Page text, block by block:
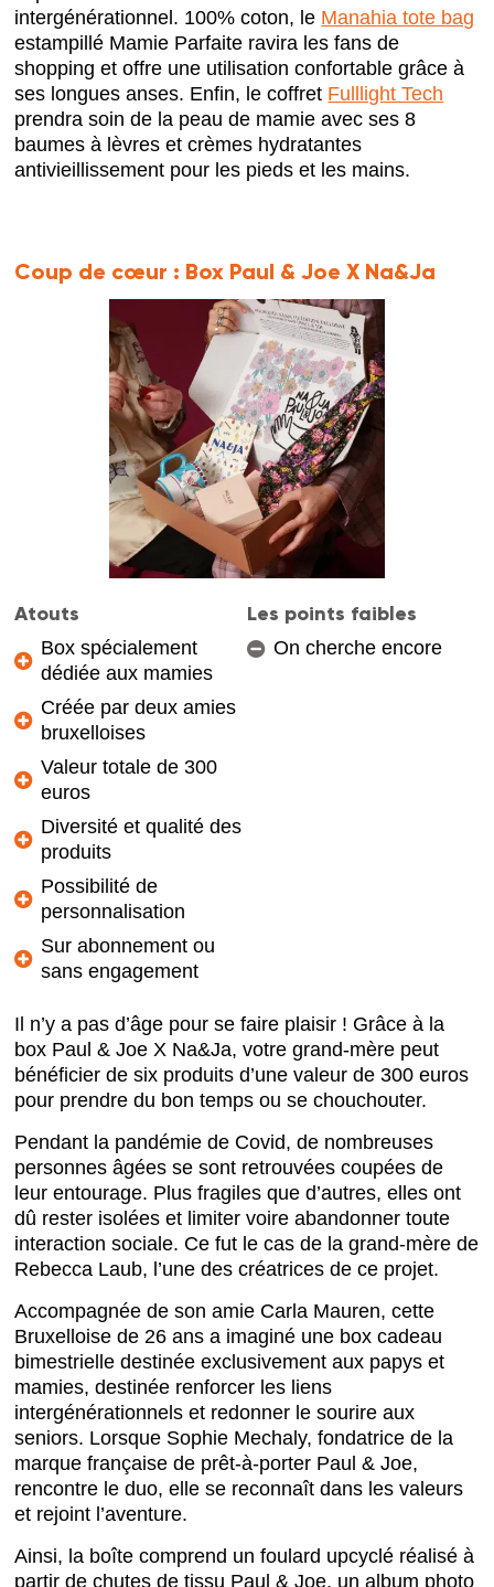
intergénérationnel. 100% coton, le Manahia tote bag
estampillé Mamie Parfaite ravira les fans de
shopping et offre une utilisation confortable grâce à
ses longues anses. Enfin, le coffret Fulllight Tech
prendra soin de la peau de mamie avec ses 8
baumes à lèvres et crèmes hydratantes
antivieillissement pour les pieds et les mains.
Coup de cœur : Box Paul & Joe X Na&Ja
Atouts
Box spécialement
dédiée aux mamies
Créée par deux amies
bruxelloises
Valeur totale de 300
euros
Diversité et qualité des
produits
Possibilité de
personnalisation
Sur abonnement ou
sans engagement
Les points faibles
On cherche encore
Il n’y a pas d’âge pour se faire plaisir ! Grâce à la
box Paul & Joe X Na&Ja, votre grand-mère peut
bénéficier de six produits d’une valeur de 300 euros
pour prendre du bon temps ou se chouchouter.
Pendant la pandémie de Covid, de nombreuses
personnes âgées se sont retrouvées coupées de
leur entourage. Plus fragiles que d’autres, elles ont
dû rester isolées et limiter voire abandonner toute
interaction sociale. Ce fut le cas de la grand-mère de
Rebecca Laub, l’une des créatrices de ce projet.
Accompagnée de son amie Carla Mauren, cette
Bruxelloise de 26 ans a imaginé une box cadeau
bimestrielle destinée exclusivement aux papys et
mamies, destinée renforcer les liens
intergénérationnels et redonner le sourire aux
seniors. Lorsque Sophie Mechaly, fondatrice de la
marque française de prêt-à-porter Paul & Joe,
rencontre le duo, elle se reconnaît dans les valeurs
et rejoint l’aventure.
Ainsi, la boîte comprend un foulard upcyclé réalisé à
partir de chutes de tissu Paul & Joe, un album photo